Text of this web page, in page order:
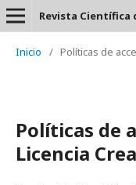
Inicio / Políticas de
Políticas de
Licencia